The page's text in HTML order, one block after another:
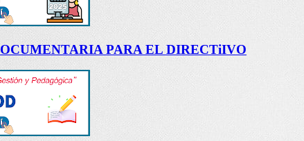
PARA EL DIRECTiIVO